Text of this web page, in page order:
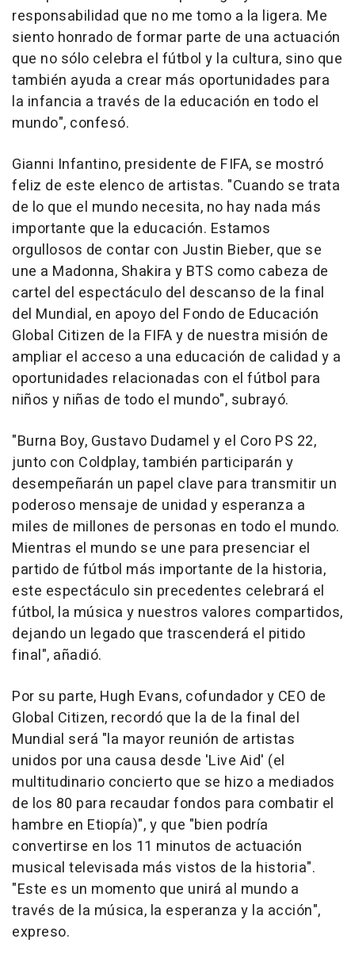
responsabilidad que no me tomo a la ligera. Me
siento honrado de formar parte de una actuación
que no sólo celebra el fútbol y la cultura, sino que
también ayuda a crear más oportunidades para
la infancia a través de la educación en todo el
mundo", confesó.
Gianni Infantino, presidente de FIFA, se mostró
feliz de este elenco de artistas. "Cuando se trata
de lo que el mundo necesita, no hay nada más
importante que la educación. Estamos
orgullosos de contar con Justin Bieber, que se
une a Madonna, Shakira y BTS como cabeza de
cartel del espectáculo del descanso de la final
del Mundial, en apoyo del Fondo de Educación
Global Citizen de la FIFA y de nuestra misión de
ampliar el acceso a una educación de calidad y a
oportunidades relacionadas con el fútbol para
niños y niñas de todo el mundo", subrayó.
"Burna Boy, Gustavo Dudamel y el Coro PS 22,
junto con Coldplay, también participarán y
desempeñarán un papel clave para transmitir un
poderoso mensaje de unidad y esperanza a
miles de millones de personas en todo el mundo.
Mientras el mundo se une para presenciar el
partido de fútbol más importante de la historia,
este espectáculo sin precedentes celebrará el
fútbol, la música y nuestros valores compartidos,
dejando un legado que trascenderá el pitido
final", añadió.
Por su parte, Hugh Evans, cofundador y CEO de
Global Citizen, recordó que la de la final del
Mundial será "la mayor reunión de artistas
unidos por una causa desde 'Live Aid' (el
multitudinario concierto que se hizo a mediados
de los 80 para recaudar fondos para combatir el
hambre en Etiopía)", y que "bien podría
convertirse en los 11 minutos de actuación
musical televisada más vistos de la historia".
"Este es un momento que unirá al mundo a
través de la música, la esperanza y la acción",
expreso.